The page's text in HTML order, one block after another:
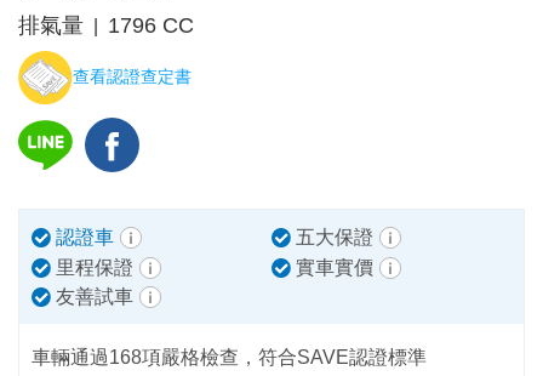
排氣量
1796 CC
查看認證查定書
認證車
五大保證
里程保證
實車實價
友善試車
車輛通過168項嚴格檢查，符合SAVE認證標準